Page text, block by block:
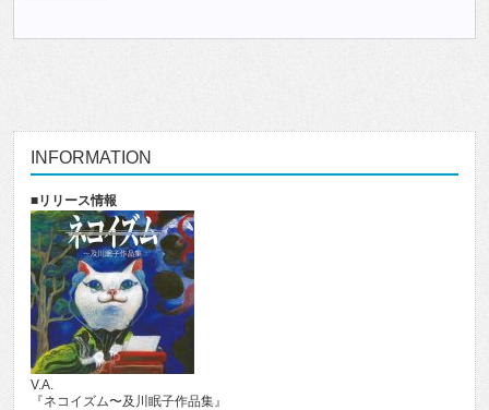
INFORMATION
■リリース情報
V.A.
『ネコイズム〜及川眠子作品集』